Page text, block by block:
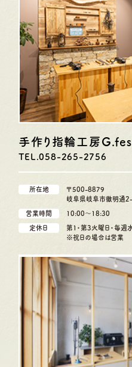
手作り指輪工房
TEL.058-265-2756
所在地
〒500-8879
岐阜県岐阜市徹明通
営業時間 10:00〜18:30
定休日
第1・第3火曜日・毎週
※祝日の場合は営業